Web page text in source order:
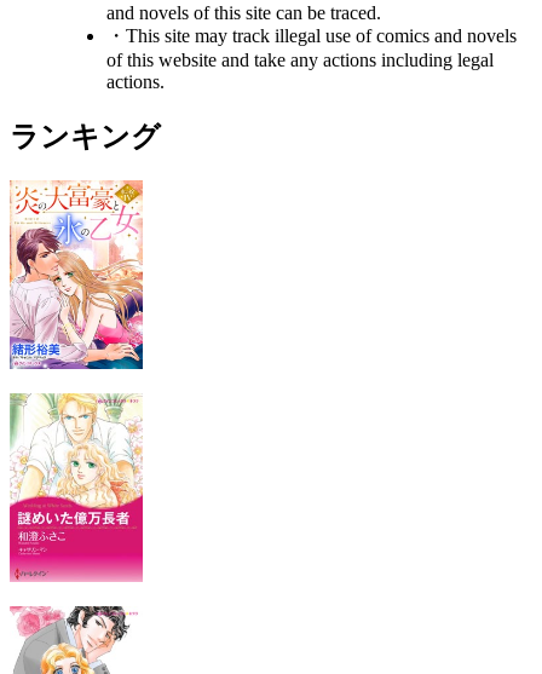
and novels of this site can be traced.
・This site may track illegal use of comics and novels
of this website and take any actions including legal
actions.
ランキング